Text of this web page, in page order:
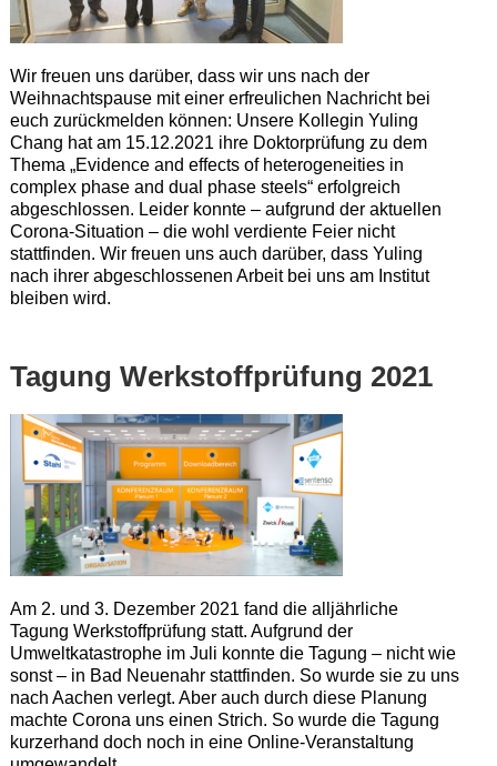
Wir freuen uns darüber, dass wir uns nach der
Weihnachtspause mit einer erfreulichen Nachricht bei
euch zurückmelden können: Unsere Kollegin Yuling
Chang hat am 15.12.2021 ihre Doktorprüfung zu dem
Thema „Evidence and effects of heterogeneities in
complex phase and dual phase steels“ erfolgreich
abgeschlossen. Leider konnte – aufgrund der aktuellen
Corona-Situation – die wohl verdiente Feier nicht
stattfinden. Wir freuen uns auch darüber, dass Yuling
nach ihrer abgeschlossenen Arbeit bei uns am Institut
bleiben wird.
Tagung Werkstoffprüfung 2021
Am 2. und 3. Dezember 2021 fand die alljährliche
Tagung Werkstoffprüfung statt. Aufgrund der
Umweltkatastrophe im Juli konnte die Tagung – nicht wie
sonst – in Bad Neuenahr stattfinden. So wurde sie zu uns
nach Aachen verlegt. Aber auch durch diese Planung
machte Corona uns einen Strich. So wurde die Tagung
kurzerhand doch noch in eine Online-Veranstaltung